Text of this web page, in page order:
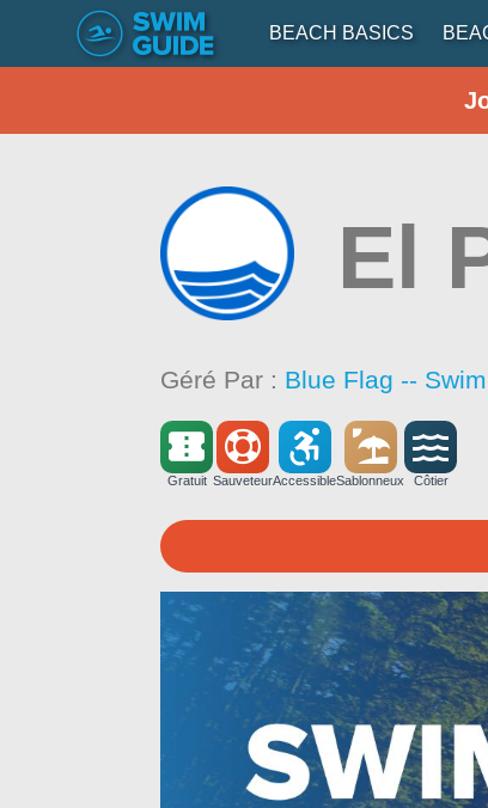
BEACH BASICS
El
Géré Par : Blue Flag --
Gratuit SauveteurAccessibleSablonneux Côtier